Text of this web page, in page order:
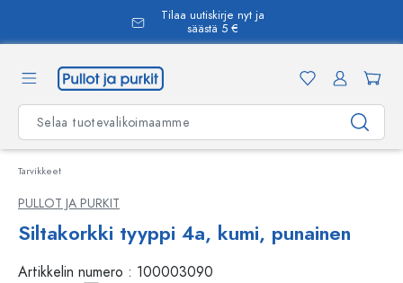
Tilaa uutiskirje nyt ja
säästä 5 €
Tarvikkeet
PULLOT JA PURKIT
Siltakorkki tyyppi 4a, kumi, punainen
Artikkelin numero : 100003090